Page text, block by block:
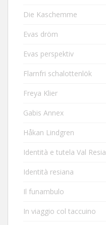
Die Kaschemme
Evas dröm
Evas perspektiv
Flarnfri schalottenlök
Freya Klier
Gabis Annex
Håkan Lindgren
Identità e tutela Val Resia
Identità resiana
Il funambulo
In viaggio col taccuino